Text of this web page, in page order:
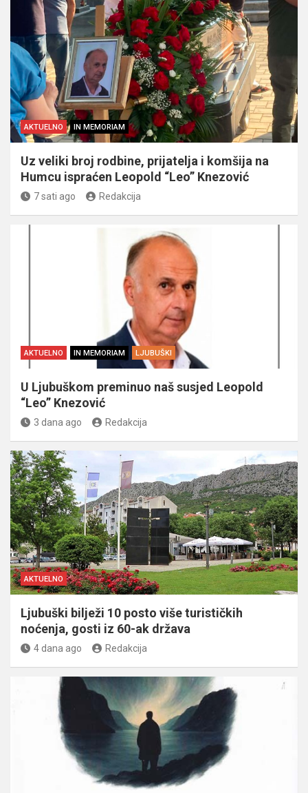
AKTUELNO IN MEMORIAM
Uz veliki broj rodbine, prijatelja i komšija na
Humcu ispraćen Leopold “Leo” Knezović
7 sati ago Redakcija
AKTUELNO IN MEMORIAM LJUBUŠKI
U Ljubuškom preminuo naš susjed Leopold
“Leo” Knezović
3 dana ago Redakcija
AKTUELNO
Ljubuški bilježi 10 posto više turističkih
noćenja, gosti iz 60-ak država
4 dana ago Redakcija